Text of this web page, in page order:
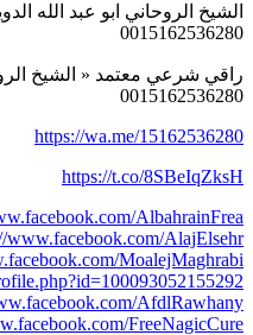
الشيخ الروحاني ابو عبد الله
0015162536280
راقي شرعي معتمد « الشيخ
0015162536280
https://wa.me/15162536280
https://t.co/8SBeIqZksH
AlbahrainFrea
www.facebook.com/AlajElsehr
MoalejMaghrabi
AfdlRawhany
FreeNagicCure